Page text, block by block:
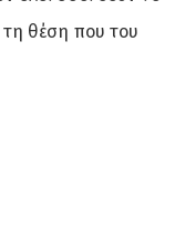
τη θέση που του